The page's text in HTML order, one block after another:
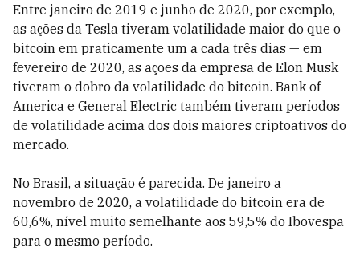
Entre janeiro de 2019 e junho de 2020, por exemplo,
as ações da Tesla tiveram volatilidade maior do que o
bitcoin em praticamente um a cada três dias — em
fevereiro de 2020, as ações da empresa de Elon Musk
tiveram o dobro da volatilidade do bitcoin. Bank of
America e General Electric também tiveram períodos
de volatilidade acima dos dois maiores criptoativos do
mercado.
No Brasil, a situação é parecida. De janeiro a
novembro de 2020, a volatilidade do bitcoin era de
60,6%, nível muito semelhante aos 59,5% do Ibovespa
para o mesmo período.